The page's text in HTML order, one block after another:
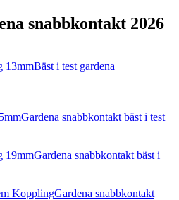
snabbkontakt 2026
13mmBäst i test gardena
Gardena snabbkontakt bäst i test
19mmGardena snabbkontakt bäst i
KopplingGardena snabbkontakt